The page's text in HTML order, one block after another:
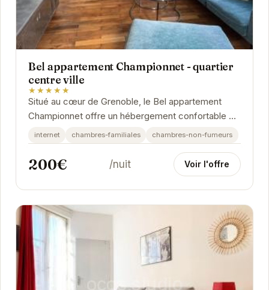
Bel appartement Championnet - quartier
centre ville
★★★★★
Situé au cœur de Grenoble, le Bel appartement
Championnet offre un hébergement confortable et
moderne. Idéal pour les familles et les groupes...
internet chambres-familiales chambres-non-fumeurs
200€ /nuit Voir l'offre